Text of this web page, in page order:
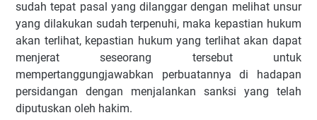
sudah tepat pasal yang dilanggar dengan melihat unsur
yang dilakukan sudah terpenuhi, maka kepastian hukum
akan terlihat, kepastian hukum yang terlihat akan dapat
menjerat seseorang tersebut untuk
mempertanggungjawabkan perbuatannya di hadapan
persidangan dengan menjalankan sanksi yang telah
diputuskan oleh hakim.